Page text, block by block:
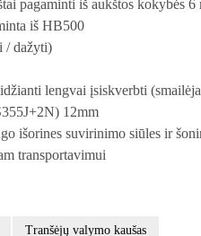
pagaminti iš aukštos kokybės
iš HB500
/ dažyti)
lengvai įsiskverbti
12mm
išorines suvirinimo siūles ir
transportavimui
Tranšėjų valymo kaušas